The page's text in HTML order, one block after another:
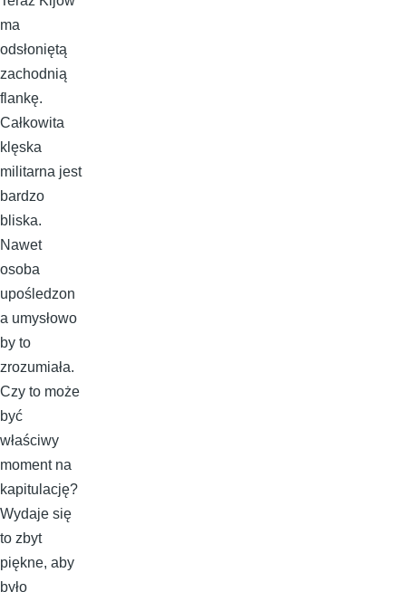
ma
odsłoniętą
zachodnią
flankę.
Całkowita
klęska
militarna jest
bardzo
bliska.
Nawet
osoba
upośledzon
a umysłowo
by to
zrozumiała.
Czy to może
być
właściwy
moment na
kapitulację?
Wydaje się
to zbyt
piękne, aby
było